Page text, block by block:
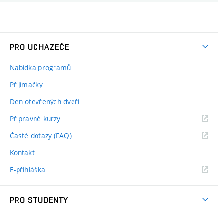
PRO UCHAZEČE
Nabídka programů
Přijímačky
Den otevřených dveří
Přípravné kurzy
Časté dotazy (FAQ)
Kontakt
E-přihláška
PRO STUDENTY